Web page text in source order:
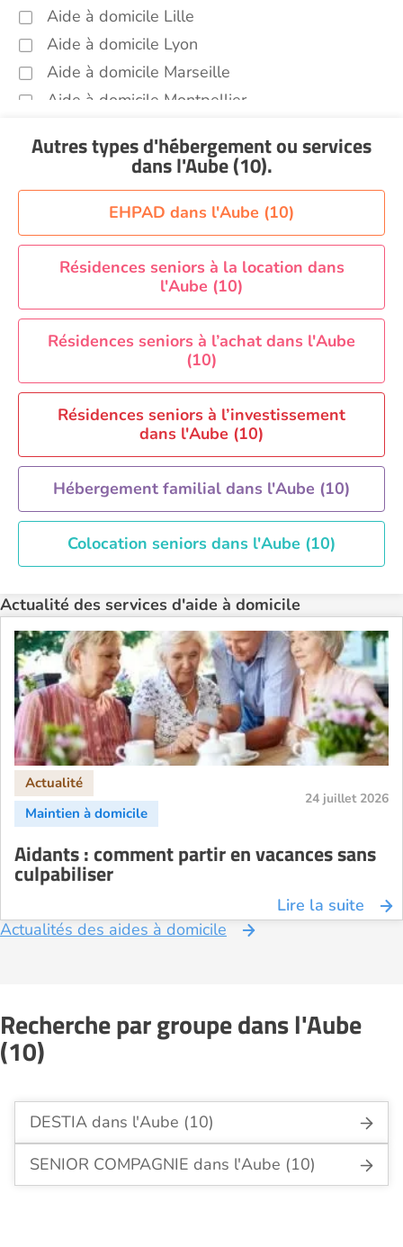
Aide à domicile Lille
Aide à domicile Lyon
Aide à domicile Marseille
Aide à domicile Montpellier
Aide à domicile Nice
Aide à domicile Orléans
Aide à domicile Paris
Aide à domicile Perpignan
Aide à domicile Rennes
Aide à domicile Saint-Etienne
Aide à domicile Toulouse
Recherche par ville
Autres types d'hébergement ou services
dans l'Aube (10).
EHPAD dans l'Aube (10)
Résidences seniors à la location dans
l'Aube (10)
Résidences seniors à l’achat dans l'Aube
(10)
Résidences seniors à l’investissement
dans l'Aube (10)
Hébergement familial dans l'Aube (10)
Colocation seniors dans l'Aube (10)
Actualité des services d'aide à domicile
24 juillet 2026
Aidants : comment partir en vacances sans
culpabiliser
Lire la suite
Actualités des aides à domicile
Recherche par groupe dans l'Aube
(10)
DESTIA dans l'Aube (10)
SENIOR COMPAGNIE dans l'Aube (10)